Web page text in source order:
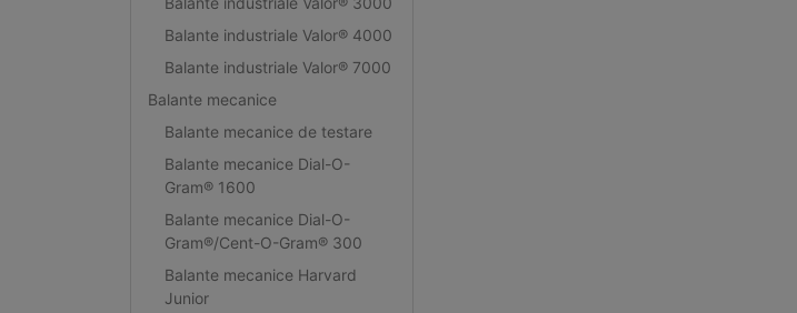
Balante industriale Valor® 4000
Balante industriale Valor® 7000
Balante mecanice
Balante mecanice de testare
Balante mecanice Dial-O-
Gram® 1600
Balante mecanice Dial-O-
Gram®/Cent-O-Gram® 300
Balante mecanice Harvard
Junior